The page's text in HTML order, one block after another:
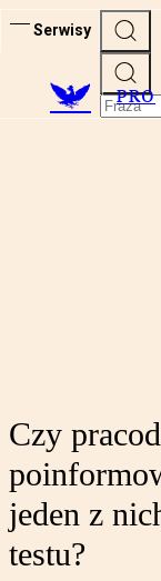
Serwisy
PRO
Czy
jeden z
testu?